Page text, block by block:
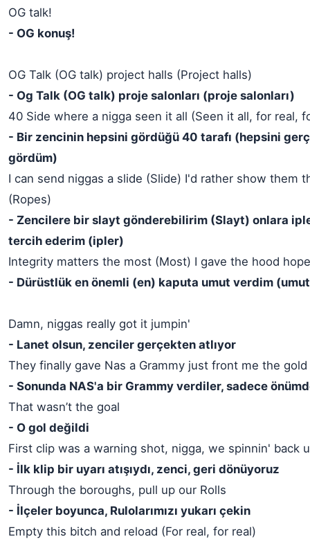
OG talk!
- OG konuş!
OG Talk (OG talk) project halls (Project halls)
- Og Talk (OG talk) proje salonları (proje salonları)
40 Side where a nigga seen it all (Seen it all, for real,
- Bir zencinin hepsini gördüğü 40 tarafı (hepsini
gördüm)
I can send niggas a slide (Slide) I'd rather show them
(Ropes)
- Zencilere bir slayt gönderebilirim (Slayt) onlara
tercih ederim (ipler)
Integrity matters the most (Most) I gave the hood
- Dürüstlük en önemli (en) kaputa umut verdim
Damn, niggas really got it jumpin'
- Lanet olsun, zenciler gerçekten atlıyor
They finally gave Nas a Grammy just front me the gold
- Sonunda NAS'a bir Grammy verdiler, sadece
That wasn’t the goal
- O gol değildi
First clip was a warning shot, nigga, we spinnin' back
- İlk klip bir uyarı atışıydı, zenci, geri dönüyoruz
Through the boroughs, pull up our Rolls
- İlçeler boyunca, Rulolarımızı yukarı çekin
Empty this bitch and reload (For real, for real)